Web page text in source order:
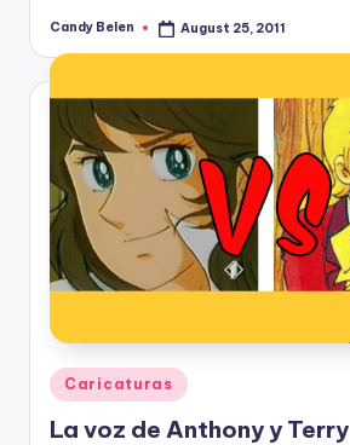
Posted
Candy Belen August 25, 2011
Posted
in
Caricaturas
La voz de Anthony y Terry